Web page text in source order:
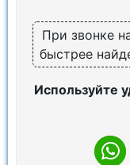
При звонке
быстрее
Используйте